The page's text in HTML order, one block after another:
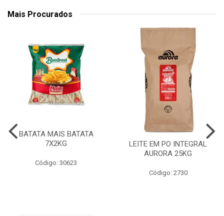
Mais Procurados
BATATA MAIS BATATA
7X2KG
Código: 30623
LEITE EM PO INTEGRAL
AURORA 25KG
Código: 2730